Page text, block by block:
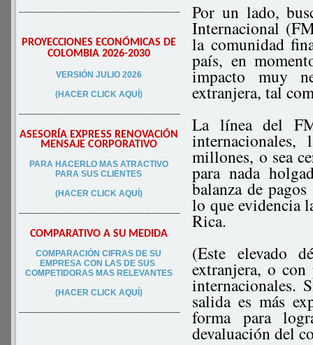
–––––––––––––––––––––––––––––––––
PROYECCIONES ECONÓMICAS DE
COLOMBIA 2026-2030
VERSIÓN JULIO 2026
(HACER CLICK AQUÍ)
–––––––––––––––––––––––––––––––––
ASESORÍA EXPRESS RENOVACIÓN
MENSAJE CORPORATIVO
PARA HACERLO MAS ATRACTIVO
PARA SUS CLIENTES
(HACER CLICK AQUÍ)
–––––––––––––––––––––––––––––––––
COMPARATIVO A SU MEDIDA
COMPARACIÓN CIFRAS DE SU
EMPRESA CON LAS DE SUS
COMPETIDORAS MAS RELEVANTES
(HACER CLICK AQUÍ)
–––––––––––––––––––––––––––––––––
Por un lado,
Internacional
la comunidad
país, en
impacto muy
extranjera, tal
La línea del
millones, o sea
para nada
balanza de
lo que evidencia
Rica.
(Este elevado
extranjera, o
internacionales.
salida es más
forma para
devaluación del